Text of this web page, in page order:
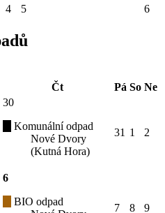
4 5 6
Čt Pá So Ne
30
Komunální odpad
Nové Dvory
(Kutná Hora)
31 1 2
6
BIO odpad
7 8 9